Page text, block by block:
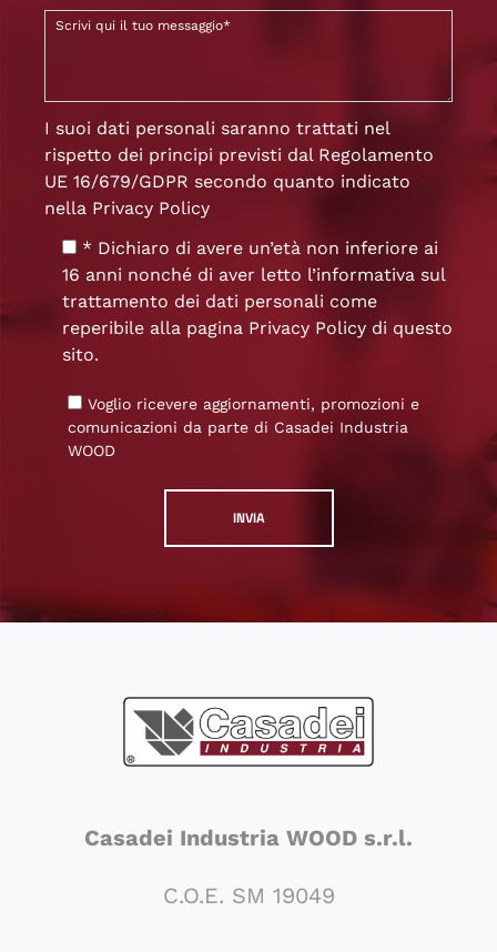
I suoi dati personali saranno trattati nel
rispetto dei principi previsti dal Regolamento
UE 16/679/GDPR secondo quanto indicato
nella Privacy Policy
* Dichiaro di avere un’età non inferiore ai
16 anni nonché di aver letto l’informativa sul
trattamento dei dati personali come
reperibile alla pagina Privacy Policy di questo
sito.
Voglio ricevere aggiornamenti, promozioni e
comunicazioni da parte di Casadei Industria
WOOD
Casadei Industria WOOD s.r.l.
C.O.E. SM 19049